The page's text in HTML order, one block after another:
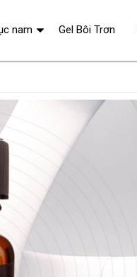
nam Gel Bôi Trơn